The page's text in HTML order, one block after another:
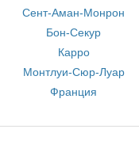
Сент-Аман-Монрон
Бон-Секур
Карро
Монтлуи-Сюр-Луар
Франция